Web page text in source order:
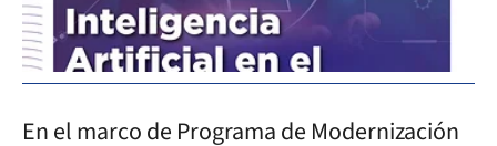
En el marco de Programa de Modernización